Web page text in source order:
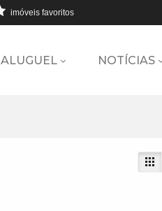
imóveis favoritos
ALUGUEL NOTÍCIAS